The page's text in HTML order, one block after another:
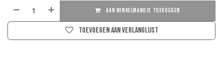
AAN WINKELMANDJE TOEVOEGEN
Toevoegen aan verlanglijst